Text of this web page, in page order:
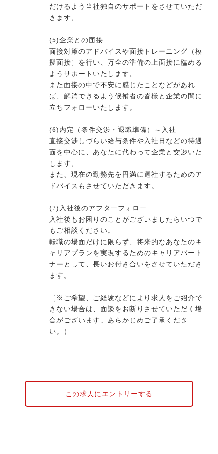
だけるよう当社独自のサポートをさせていただ
きます。
(5)企業との面接
面接対策のアドバイスや面接トレーニング（模
擬面接）を行い、万全の準備の上面接に臨める
ようサポートいたします。
また面接の中で不安に感じたことなどがあれ
ば、解消できるよう候補者の皆様と企業の間に
立ちフォローいたします。
(6)内定（条件交渉・退職準備）～入社
直接交渉しづらい給与条件や入社日などの待遇
面を中心に、あなたに代わって企業と交渉いた
します。
また、現在の勤務先を円満に退社するためのア
ドバイスもさせていただきます。
(7)入社後のアフターフォロー
入社後もお困りのことがございましたらいつで
もご相談ください。
転職の場面だけに限らず、将来的なあなたのキ
ャリアプランを実現するためのキャリアパート
ナーとして、長いお付き合いをさせていただき
ます。
（※ご希望、ご経験などにより求人をご紹介で
きない場合は、面談をお断りさせていただく場
合がございます。あらかじめご了承くださ
い。）
この求人にエントリーする